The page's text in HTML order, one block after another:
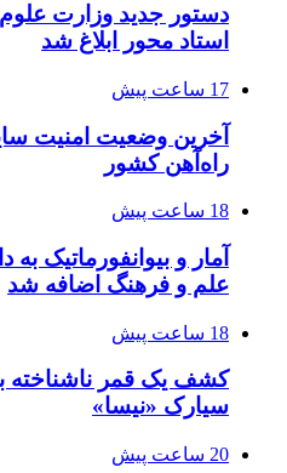
دستور جدید وزارت
استاد محور ابلاغ شد
17 ساعت پیش
آخرین وضعیت امنیت
راه‌آهن کشور
18 ساعت پیش
آمار و بیوانفورماتیک
علم و فرهنگ اضافه شد
18 ساعت پیش
کشف یک قمر ناشناخته
سیارک «نیسا»
20 ساعت پیش